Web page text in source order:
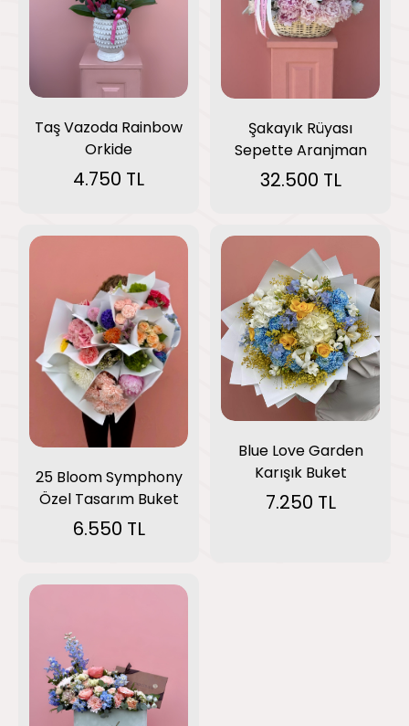
Taş Vazoda Rainbow
Orkide
4.750 TL
Şakayık Rüyası
Sepette Aranjman
32.500 TL
25 Bloom Symphony
Özel Tasarım Buket
6.550 TL
Blue Love Garden
Karışık Buket
7.250 TL